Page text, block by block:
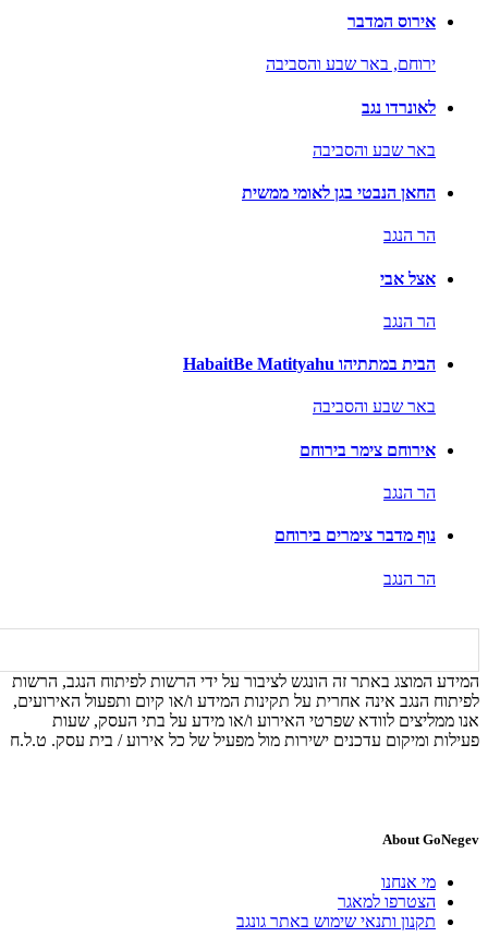
אירוס המדבר
ירוחם, באר שבע והסביבה
לאונרדו נגב
באר שבע והסביבה
החאן הנבטי בגן לאומי ממשית
הר הנגב
אצל אבי
הר הנגב
הבית במתתיהו HabaitBe Matityahu
באר שבע והסביבה
אירוחם צימר בירוחם
הר הנגב
נוף מדבר צימרים בירוחם
הר הנגב
המידע המוצג באתר זה הונגש לציבור על ידי הרשות לפיתוח הנגב, הרשות
לפיתוח הנגב אינה אחרית על תקינות המידע ו/או קיום ותפעול האירועים,
אנו ממליצים לוודא שפרטי האירוע ו/או מידע על בתי העסק, שעות
פעילות ומיקום עדכנים ישירות מול מפעיל של כל אירוע / בית עסק. ט.ל.ח
About GoNegev
מי אנחנו
הצטרפו למאגר
תקנון ותנאי שימוש באתר גונגב